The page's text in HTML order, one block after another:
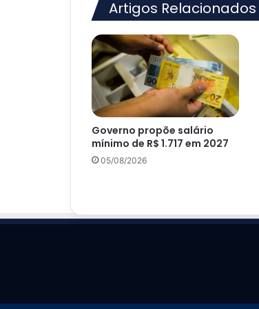
Artigos Relacionados
Governo propõe salário
mínimo de R$ 1.717 em 2027
05/08/2026